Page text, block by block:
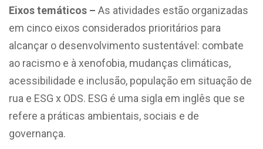
Eixos temáticos – As atividades estão organizadas
em cinco eixos considerados prioritários para
alcançar o desenvolvimento sustentável: combate
ao racismo e à xenofobia, mudanças climáticas,
acessibilidade e inclusão, população em situação de
rua e ESG x ODS. ESG é uma sigla em inglês que se
refere a práticas ambientais, sociais e de
governança.